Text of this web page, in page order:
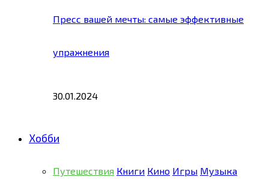
Пресс вашей мечты: самые эффективные
упражнения
30.01.2024
Хобби
Путешествия Книги Кино Игры Музыка